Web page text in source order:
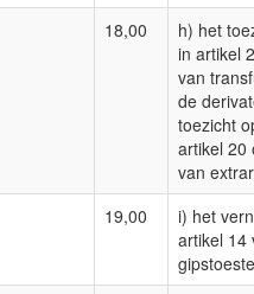
18,00
h) het
in artikel
van
de
toezicht
artikel 20
van
19,00
i) het
artikel 14